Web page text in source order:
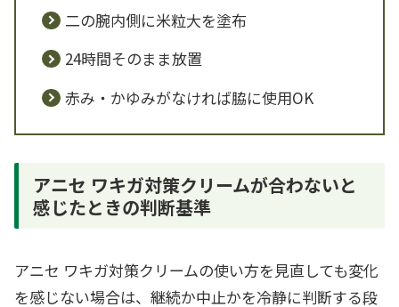
二の腕内側に米粒大を塗布
24時間そのまま放置
赤み・かゆみがなければ脇に使用OK
アニセ ワキガ対策クリームが合わないと
感じたときの判断基準
アニセ ワキガ対策クリームの使い方を見直しても変化
を感じない場合は、継続か中止かを冷静に判断する段